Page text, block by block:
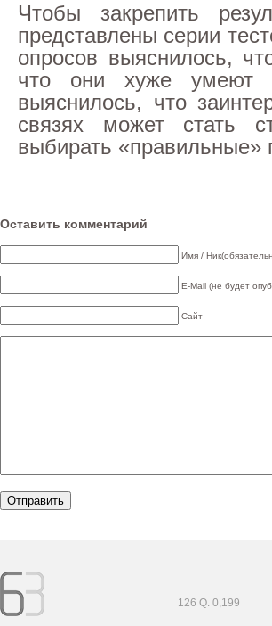
Чтобы закрепить
представлены серии
опросов выяснилось,
что они хуже умеют
выяснилось, что
связях может стать
выбирать «правильные»
Оставить комментарий
Имя /
E-Mail (не будет
Сайт
126 Q. 0,199